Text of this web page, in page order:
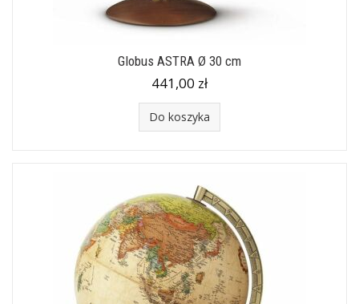
Globus ASTRA Ø 30 cm
441,00 zł
Do koszyka